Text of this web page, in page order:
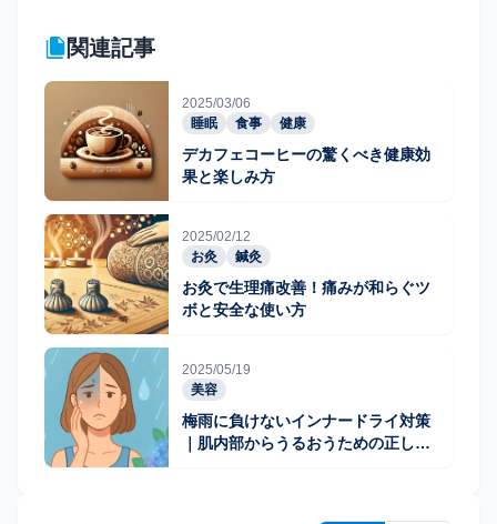
関連記事
2025/03/06
睡眠
食事 健康
デカフェコーヒーの驚くべき健康効
果と楽しみ方
2025/02/12
お灸
鍼灸
お灸で生理痛改善！痛みが和らぐツ
ボと安全な使い方
2025/05/19
美容
梅雨に負けないインナードライ対策
｜肌内部からうるおうための正しい